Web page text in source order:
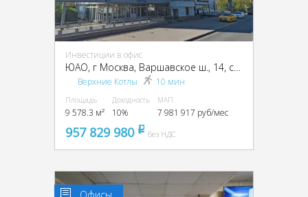
Инвестиции в офис
ЮАО, г Москва, Варшавское ш., 14, стр. 1
Верхние Котлы 10 мин
Площадь
9 578.3 м²
Доходность
10%
МАП
7 981 917 руб/мес
957 829 980 pуббез НДС